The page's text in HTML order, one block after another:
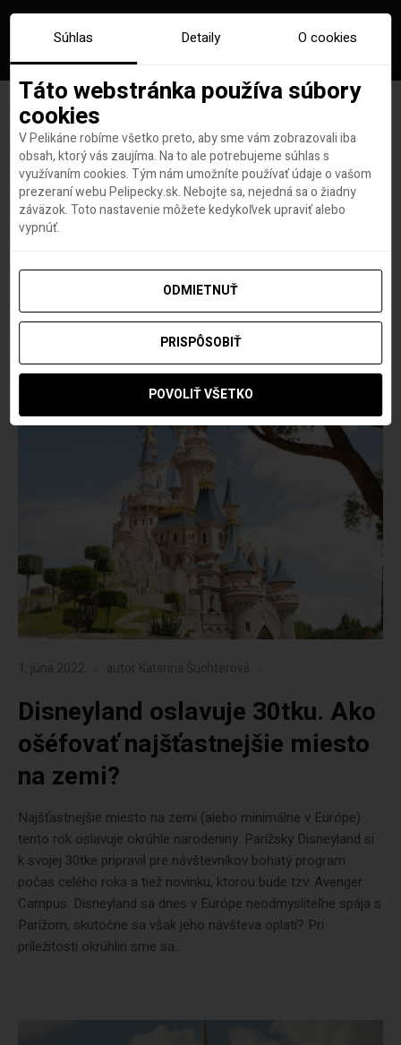
Značka:Tipy a triky
disneyland
1. júna 2022 autor Katarína Šuchterová
Disneyland oslavuje 30tku. Ako
ošéfovať najšťastnejšie miesto
na zemi?
Najšťastnejšie miesto na zemi (alebo minimálne v Európe)
tento rok oslavuje okrúhle narodeniny. Parížsky Disneyland si
k svojej 30tke pripravil pre návštevníkov bohatý program
počas celého roka a tiež novinku, ktorou bude tzv. Avenger
Campus. Disneyland sa dnes v Európe neodmysliteľne spája s
Parížom, skutočne sa však jeho návšteva oplatí? Pri
príležitosti okrúhlin sme sa...
Súhlas Detaily O cookies
Táto webstránka používa súbory
cookies
V Pelikáne robíme všetko preto, aby sme vám zobrazovali iba
obsah, ktorý vás zaujíma. Na to ale potrebujeme súhlas s
využívaním cookies. Tým nám umožníte používať údaje o vašom
prezeraní webu Pelipecky.sk. Nebojte sa, nejedná sa o žiadny
záväzok. Toto nastavenie môžete kedykoľvek upraviť alebo
vypnúť.
ODMIETNUŤ
PRISPÔSOBIŤ
POVOLIŤ VŠETKO